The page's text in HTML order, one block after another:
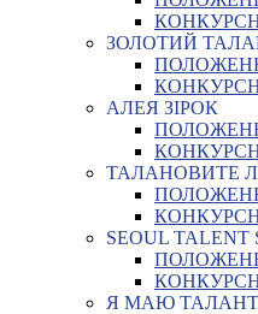
ЗОЛОТИЙ
АЛЕЯ ЗІРОК
ТАЛАНОВИТЕ
SEOUL TALENT
Я МАЮ